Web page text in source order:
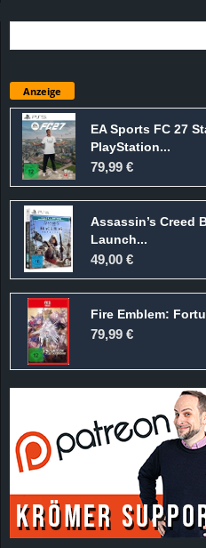
Anzeige
EA Sports FC 27
PlayStation...
79,99 €
Assassin’s Creed
Launch...
49,00 €
Fire Emblem:
79,99 €